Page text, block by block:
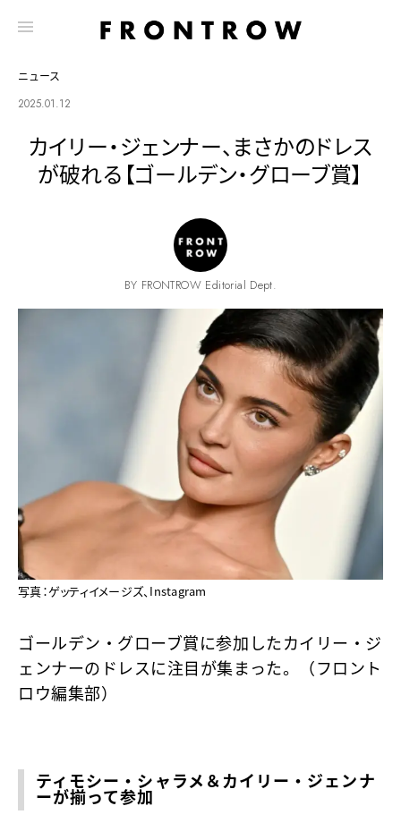
ニュース
2025.01.12
カイリー・ジェンナー、まさかのドレス
が破れる【ゴールデン・グローブ賞】
BY FRONTROW Editorial Dept.
写真：ゲッティイメージズ、Instagram
ゴールデン・グローブ賞に参加したカイリー・ジ
ェンナーのドレスに注目が集まった。（フロント
ロウ編集部）
ティモシー・シャラメ＆カイリー・ジェンナ
ーが揃って参加